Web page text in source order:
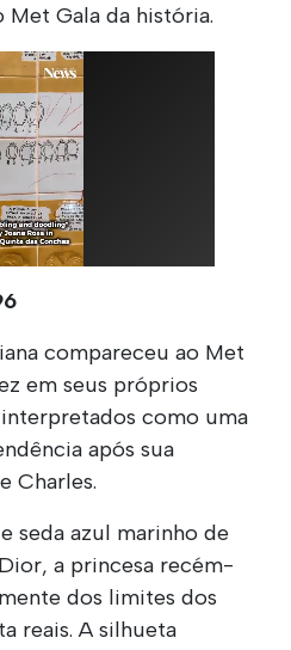
Met Gala da história.
compareceu ao Met
em seus próprios
como uma
após sua
Charles.
seda azul marinho de
a princesa recém-
dos limites dos
reais. A silhueta